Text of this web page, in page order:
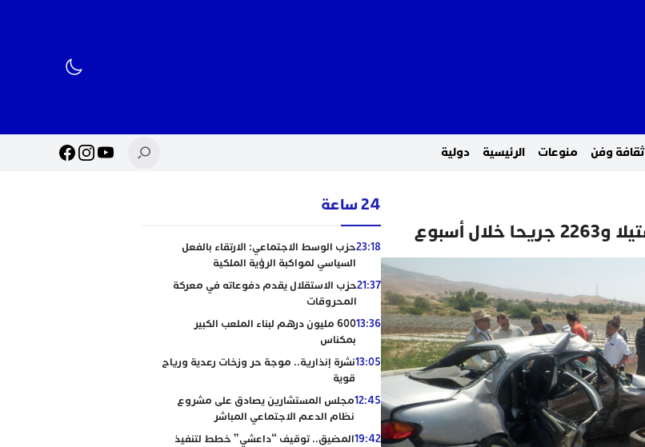
ثقافة وفن منوعات الرئيسية دولية
24 ساعة
23:18حزب الوسط الاجتماعي: الارتقاء بالفعل
السياسي لمواكبة الرؤية الملكية
21:37حزب الاستقلال يقدم دفوعاته في معركة
المحروقات
13:36
600 مليون درهم لبناء الملعب الكبير
بمكناس
13:05نشرة إنذارية.. موجة حر وزخات رعدية ورياح
قوية
12:45مجلس المستشارين يصادق على مشروع
نظام الدعم الاجتماعي المباشر
19:42المضيق.. توقيف “داعشي” خطط لتنفيذ